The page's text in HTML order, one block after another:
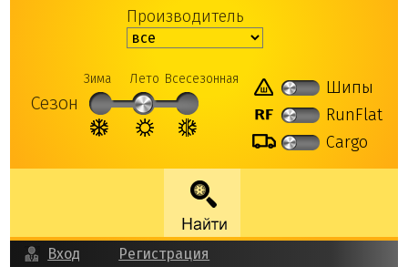
Производитель
Сезон
Зима Лето Всесезонная
Шипы
RunFlat
Cargo
Вход Регистрация